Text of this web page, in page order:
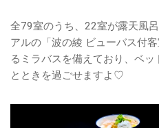
全79室のうち、22室が露天風
アルの「波の綾 ビューバス付
るミラバスを備えており、ベ
とときを過ごせますよ♡